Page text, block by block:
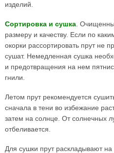
изделий.
Сортировка и сушка .
размеру и качеству. Если по
окорки рассортировать прут не
сушат. Немедленная сушка
и предотвращения на нем
гнили.
Летом прут рекомендуется
сначала в тени во избежание
затем на солнце. От солнечных
отбеливается.
Для сушки прут раскладывают